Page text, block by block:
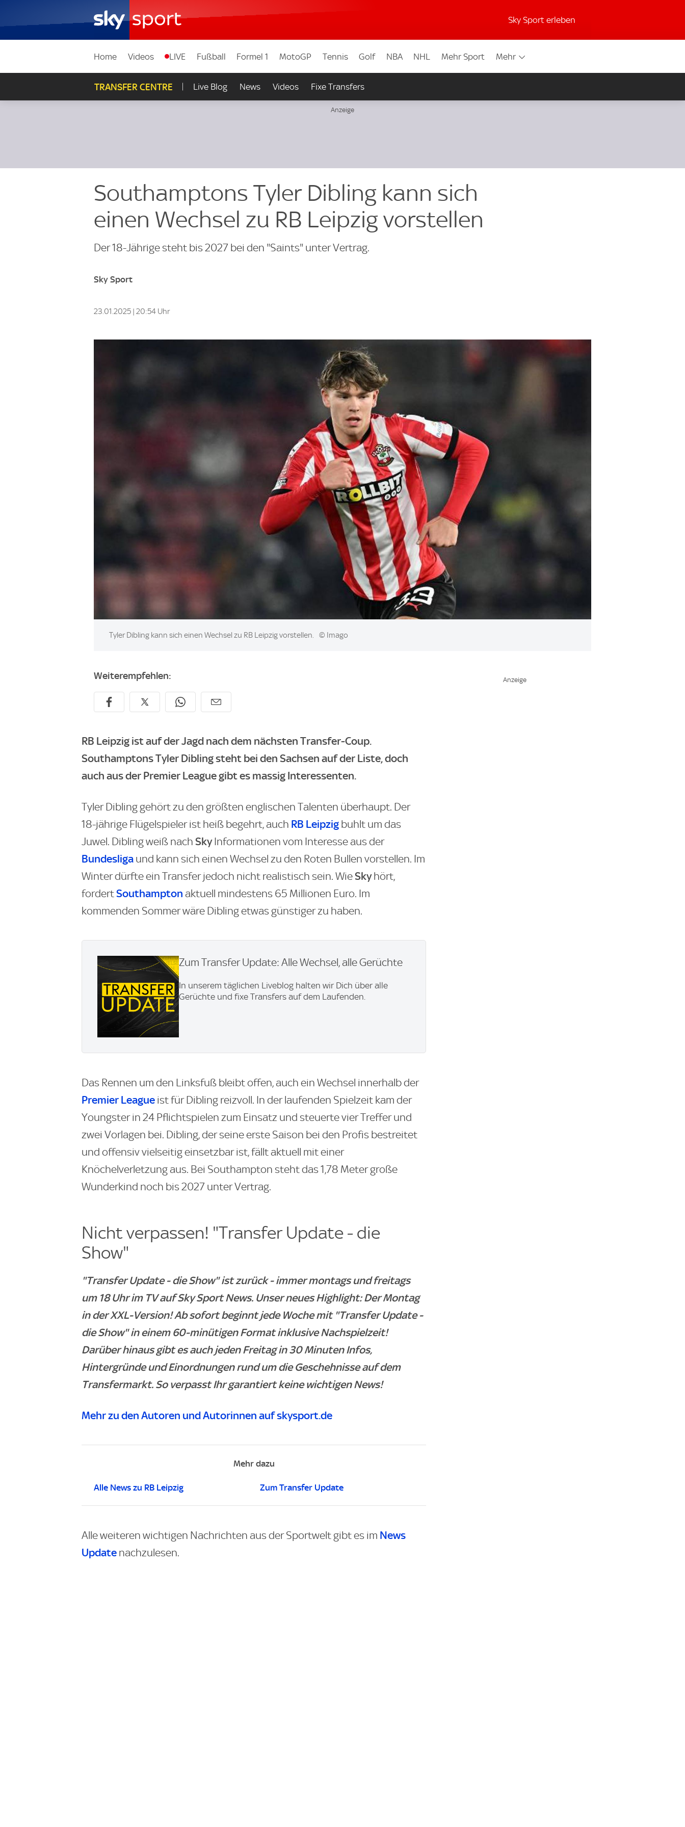
Sky Sport erleben
Home Videos LIVE Fußball Formel 1 MotoGP Tennis Golf NBA NHL Mehr Sport Mehr
TRANSFER CENTRE Live Blog News Videos Fixe Transfers
Southamptons Tyler Dibling kann sich
einen Wechsel zu RB Leipzig vorstellen
Der 18-Jährige steht bis 2027 bei den "Saints" unter Vertrag.
Sky Sport
23.01.2025 | 20:54 Uhr
Image:
Tyler Dibling kann sich einen Wechsel zu RB Leipzig vorstellen. © Imago
Weiterempfehlen:
RB Leipzig ist auf der Jagd nach dem nächsten Transfer-Coup.
Southamptons Tyler Dibling steht bei den Sachsen auf der Liste, doch
auch aus der Premier League gibt es massig Interessenten.
Tyler Dibling gehört zu den größten englischen Talenten überhaupt. Der
18-jährige Flügelspieler ist heiß begehrt, auch RB Leipzig buhlt um das
Juwel. Dibling weiß nach SkyInformationen vom Interesse aus der
Bundesliga und kann sich einen Wechsel zu den Roten Bullen vorstellen. Im
Winter dürfte ein Transfer jedoch nicht realistisch sein. WieSkyhört,
fordertSouthampton aktuell mindestens 65 Millionen Euro. Im
kommenden Sommer wäre Dibling etwas günstiger zu haben.
Zum Transfer Update: Alle Wechsel, alle Gerüchte
In unserem täglichen Liveblog halten wir Dich über alle
Gerüchte und fixe Transfers auf dem Laufenden.
Das Rennen um den Linksfuß bleibt offen, auch ein Wechsel innerhalb der
Premier League ist für Dibling reizvoll. In der laufenden Spielzeit kam der
Youngster in 24 Pflichtspielen zum Einsatz und steuerte vier Treffer und
zwei Vorlagen bei. Dibling, der seine erste Saison bei den Profis bestreitet
und offensiv vielseitig einsetzbar ist, fällt aktuell mit einer
Knöchelverletzung aus. Bei Southampton steht das 1,78 Meter große
Wunderkind noch bis 2027 unter Vertrag.
Nicht verpassen! "Transfer Update - die
Show"
"Transfer Update - die Show" ist zurück - immer montags und freitags
um 18 Uhr im TV auf Sky Sport News. Unser neues Highlight: Der Montag
in der XXL-Version! Ab sofort beginnt jede Woche mit "Transfer Update -
die Show" in einem 60-minütigen Format inklusive Nachspielzeit!
Darüber hinaus gibt es auch jeden Freitag in 30 Minuten Infos,
Hintergründe und Einordnungen rund um die Geschehnisse auf dem
Transfermarkt. So verpasst Ihr garantiert keine wichtigen News!
Mehr zu den Autoren und Autorinnen auf skysport.de
Mehr dazu
Alle News zu RB Leipzig Zum Transfer Update
Alle weiteren wichtigen Nachrichten aus der Sportwelt gibt es im News
Update nachzulesen.